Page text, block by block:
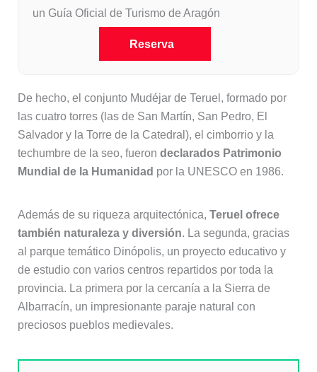
un Guía Oficial de Turismo de Aragón
Reserva
De hecho, el conjunto Mudéjar de Teruel, formado por
las cuatro torres (las de San Martín, San Pedro, El
Salvador y la Torre de la Catedral), el cimborrio y la
techumbre de la seo, fueron declarados Patrimonio
Mundial de la Humanidad por la UNESCO en 1986.
Además de su riqueza arquitectónica, Teruel ofrece
también naturaleza y diversión. La segunda, gracias
al parque temático Dinópolis, un proyecto educativo y
de estudio con varios centros repartidos por toda la
provincia. La primera por la cercanía a la Sierra de
Albarracín, un impresionante paraje natural con
preciosos pueblos medievales.